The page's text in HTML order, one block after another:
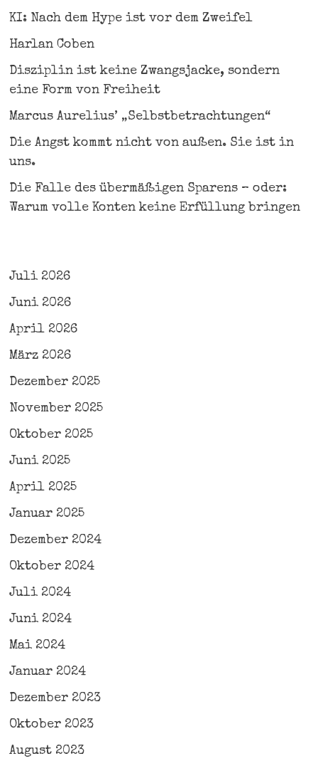
KI: Nach dem Hype ist vor dem Zweifel
Harlan Coben
Disziplin ist keine Zwangsjacke, sondern
eine Form von Freiheit
Marcus Aurelius’ „Selbstbetrachtungen“
Die Angst kommt nicht von außen. Sie ist in
uns.
Die Falle des übermäßigen Sparens – oder:
Warum volle Konten keine Erfüllung bringen
Juli 2026
Juni 2026
April 2026
März 2026
Dezember 2025
November 2025
Oktober 2025
Juni 2025
April 2025
Januar 2025
Dezember 2024
Oktober 2024
Juli 2024
Juni 2024
Mai 2024
Januar 2024
Dezember 2023
Oktober 2023
August 2023